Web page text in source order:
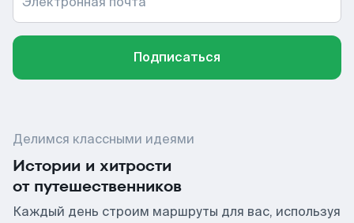
Подписаться
Делимся классными идеями
Истории и хитрости
от путешественников
Каждый день строим маршруты для вас, используя